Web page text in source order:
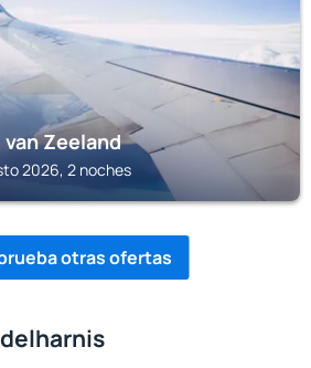
Zeeland
2026, 2 noches
otras ofertas